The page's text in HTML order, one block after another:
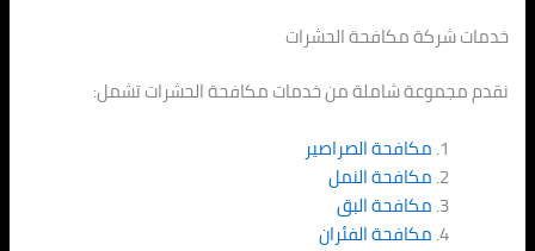
خدمات شركة مكافحة الحشرات
نقدم مجموعة شاملة من خدمات مكافحة الحشرات تشمل:
مكافحة الصراصير
مكافحة النمل
مكافحة البق
مكافحة الفئران